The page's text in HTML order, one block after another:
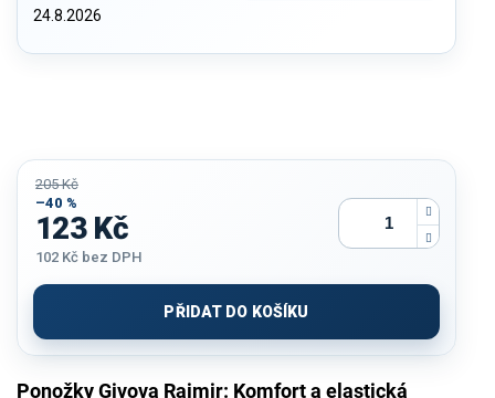
24.8.2026
Ponožky Givova Raimir: Komfort a elastická
205 Kč
–40 %
123 Kč
102 Kč bez DPH
cena:
PŘIDAT DO KOŠÍKU